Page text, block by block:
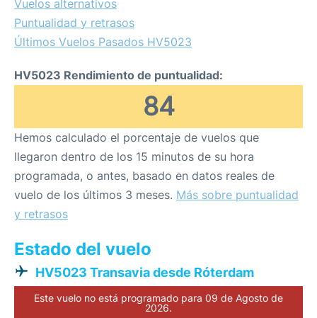
Vuelos alternativos
Puntualidad y retrasos
Últimos Vuelos Pasados HV5023
HV5023 Rendimiento de puntualidad:
84
Hemos calculado el porcentaje de vuelos que
llegaron dentro de los 15 minutos de su hora
programada, o antes, basado en datos reales de
vuelo de los últimos 3 meses. Más sobre puntualidad
y retrasos
Estado del vuelo
HV5023 Transavia desde Róterdam
Este vuelo no está programado para 09 de Agosto de
2026.